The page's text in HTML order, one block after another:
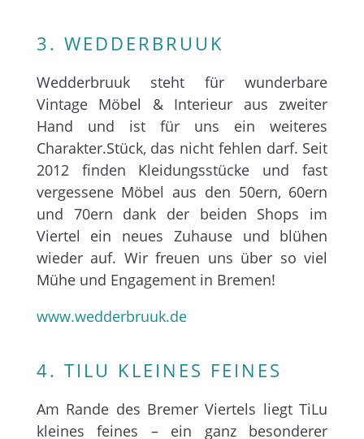
3. WEDDERBRUUK
Wedderbruuk steht für wunderbare
Vintage Möbel & Interieur aus zweiter
Hand und ist für uns ein weiteres
Charakter.Stück, das nicht fehlen darf. Seit
2012 finden Kleidungsstücke und fast
vergessene Möbel aus den 50ern, 60ern
und 70ern dank der beiden Shops im
Viertel ein neues Zuhause und blühen
wieder auf. Wir freuen uns über so viel
Mühe und Engagement in Bremen!
www.wedderbruuk.de
4. TILU KLEINES FEINES
Am Rande des Bremer Viertels liegt TiLu
kleines feines – ein ganz besonderer